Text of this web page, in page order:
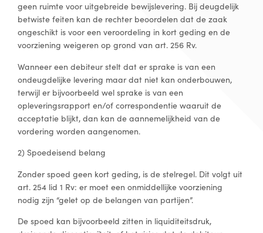
geen ruimte voor uitgebreide bewijslevering. Bij deugdelijk
betwiste feiten kan de rechter beoordelen dat de zaak
ongeschikt is voor een veroordeling in kort geding en de
voorziening weigeren op grond van art. 256 Rv.
Wanneer een debiteur stelt dat er sprake is van een
ondeugdelijke levering maar dat niet kan onderbouwen,
terwijl er bijvoorbeeld wel sprake is van een
opleveringsrapport en/of correspondentie waaruit de
acceptatie blijkt, dan kan de aannemelijkheid van de
vordering worden aangenomen.
2) Spoedeisend belang
Zonder spoed geen kort geding, is de stelregel. Dit volgt uit
art. 254 lid 1 Rv: er moet een onmiddellijke voorziening
nodig zijn “gelet op de belangen van partijen”.
De spoed kan bijvoorbeeld zitten in liquiditeitsdruk,